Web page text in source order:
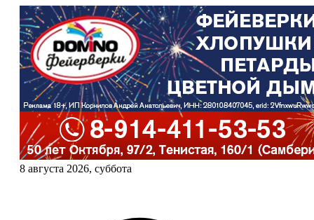
8 августа 2026, суббота